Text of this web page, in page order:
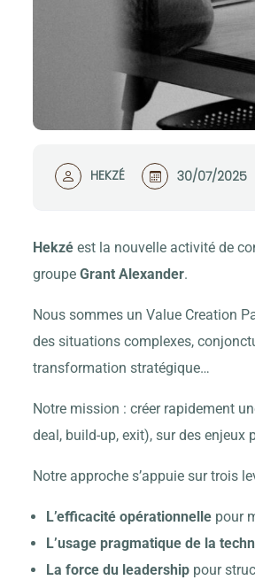
HEKZÉ 30/07/2025
Hekzé est la nouvelle activité de
groupe Grant Alexander.
Nous sommes un Value Creation
des situations complexes,
transformation stratégique…
Notre mission : créer rapidement
deal, build-up, exit), sur des enjeux
Notre approche s’appuie sur trois
L’efficacité opérationnelle pour
L’usage pragmatique de la
La force du leadership pour